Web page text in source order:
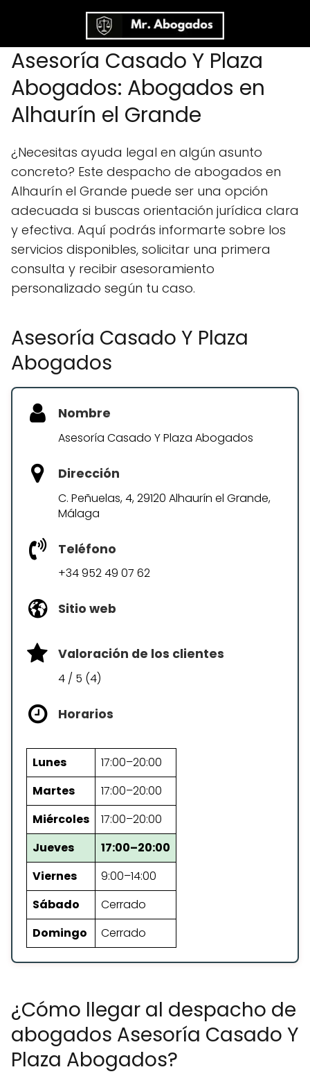
Asesoría Casado Y Plaza
Abogados: Abogados en
Alhaurín el Grande
¿Necesitas ayuda legal en algún asunto
concreto? Este despacho de abogados en
Alhaurín el Grande puede ser una opción
adecuada si buscas orientación jurídica clara
y efectiva. Aquí podrás informarte sobre los
servicios disponibles, solicitar una primera
consulta y recibir asesoramiento
personalizado según tu caso.
Asesoría Casado Y Plaza
Abogados
Nombre
Asesoría Casado Y Plaza Abogados
Dirección
C. Peñuelas, 4, 29120 Alhaurín el Grande,
Málaga
Teléfono
+34 952 49 07 62
Sitio web
Valoración de los clientes
4 / 5 (4)
Horarios
Lunes
17:00–20:00
Martes
17:00–20:00
Miércoles
17:00–20:00
Jueves
17:00–20:00
Viernes
9:00–14:00
Sábado
Cerrado
Domingo
Cerrado
¿Cómo llegar al despacho de
abogados Asesoría Casado Y
Plaza Abogados?